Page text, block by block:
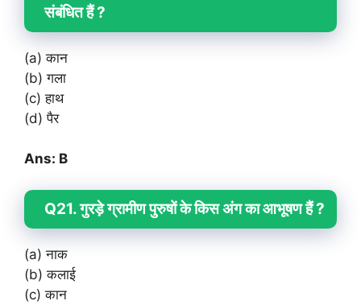
संबंधित हैं ?
(a) कान
(b) गला
(c) हाथ
(d) पैर
Ans: B
Q21. गुरड़े ग्रामीण पुरुषों के किस अंग का आभूषण हैं ?
(a) नाक
(b) कलाई
(c) कान